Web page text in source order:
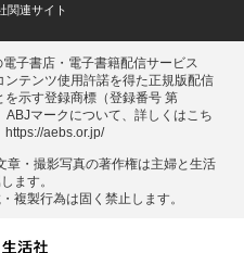
関連サイト
子書店・電子書籍配信サービス
ンテンツ使用許諾を得た正規版配信
を示す登録商標（登録番号 第
マークについて、詳しくはこち
https://aebs.or.jp/
章・撮影写真の著作権は主婦と⽣活
ます。
複製⾏為は固く禁⽌します。